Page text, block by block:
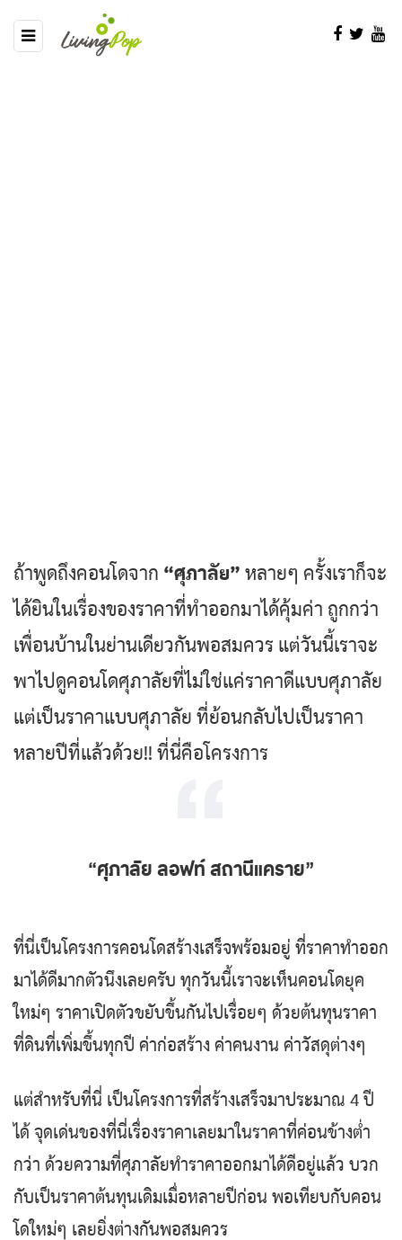
ถ้าพูดถึงคอนโดจาก “ศุภาลัย” หลายๆ ครั้งเราก็จะ
ได้ยินในเรื่องของราคาที่ทำออกมาได้คุ้มค่า ถูกกว่า
เพื่อนบ้านในย่านเดียวกันพอสมควร แต่วันนี้เราจะ
พาไปดูคอนโดศุภาลัยที่ไม่ใช่แค่ราคาดีแบบศุภาลัย
แต่เป็นราคาแบบศุภาลัย ที่ย้อนกลับไปเป็นราคา
หลายปีที่แล้วด้วย!! ที่นี่คือโครงการ
“ศุภาลัย ลอฟท์ สถานีแคราย”
ที่นี่เป็นโครงการคอนโดสร้างเสร็จพร้อมอยู่ ที่ราคาทำออก
มาได้ดีมากตัวนึงเลยครับ ทุกวันนี้เราจะเห็นคอนโดยุค
ใหม่ๆ ราคาเปิดตัวขยับขึ้นกันไปเรื่อยๆ ด้วยต้นทุนราคา
ที่ดินที่เพิ่มขึ้นทุกปี ค่าก่อสร้าง ค่าคนงาน ค่าวัสดุต่างๆ
แต่สำหรับที่นี่ เป็นโครงการที่สร้างเสร็จมาประมาณ 4 ปี
ได้ จุดเด่นของที่นี่เรื่องราคาเลยมาในราคาที่ค่อนข้างต่ำ
กว่า ด้วยความที่ศุภาลัยทำราคาออกมาได้ดีอยู่แล้ว บวก
กับเป็นราคาต้นทุนเดิมเมื่อหลายปีก่อน พอเทียบกับคอน
โดใหม่ๆ เลยยิ่งต่างกันพอสมควร